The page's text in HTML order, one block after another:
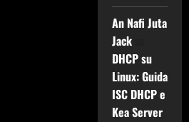
An Nafi Juta
Jacksu
DHCP su
Linux: Guida
ISC DHCP e
Kea Server